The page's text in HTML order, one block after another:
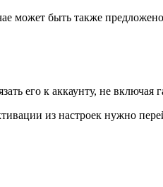
может быть также
его к аккаунту, не включая
из настроек нужно